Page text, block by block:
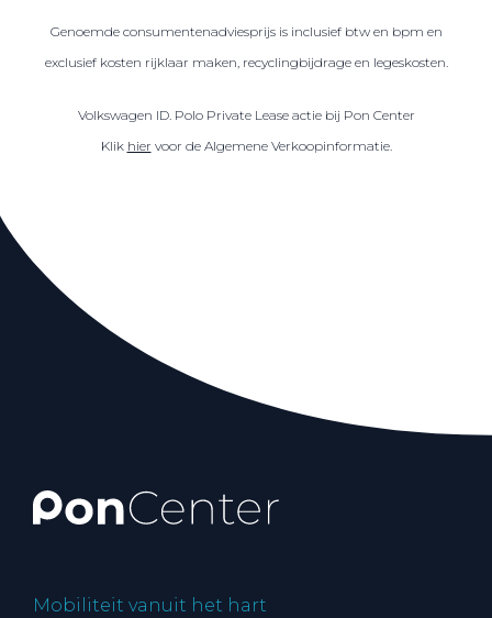
Genoemde consumentenadviesprijs is inclusief btw en bpm en
exclusief kosten rijklaar maken, recyclingbijdrage en legeskosten.
Volkswagen ID. Polo Private Lease actie bij Pon Center
Klik hier voor de Algemene Verkoopinformatie.
Mobiliteit vanuit het hart